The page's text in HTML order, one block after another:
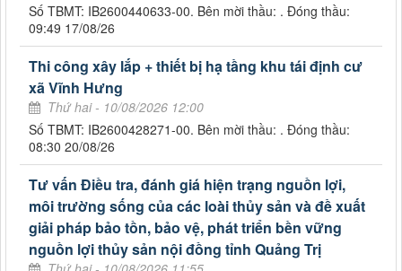
Số TBMT: IB2600440633-00. Bên mời thầu: . Đóng thầu:
09:49 17/08/26
Thi công xây lắp + thiết bị hạ tầng khu tái định cư
xã Vĩnh Hưng
Thứ hai - 10/08/2026 12:00
Số TBMT: IB2600428271-00. Bên mời thầu: . Đóng thầu:
08:30 20/08/26
Tư vấn Điều tra, đánh giá hiện trạng nguồn lợi,
môi trường sống của các loài thủy sản và đề xuất
giải pháp bảo tồn, bảo vệ, phát triển bền vững
nguồn lợi thủy sản nội đồng tỉnh Quảng Trị